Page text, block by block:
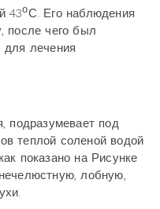
43оС. Его наблюдения
после чего был
для лечения
подразумевает под
теплой соленой водой
показано на Рисунке
лобную,